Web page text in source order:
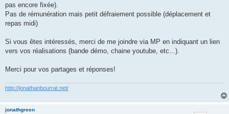
pas encore fixée).
Pas de rémunération mais petit défraiement possible (déplacement et
repas midi)
Si vous êtes intéressés, merci de me joindre via MP en indiquant un lien
vers vos réalisations (bande démo, chaine youtube, etc...).
Merci pour vos partages et réponses!
http://jonathanbourrat.net/
jonathgreen